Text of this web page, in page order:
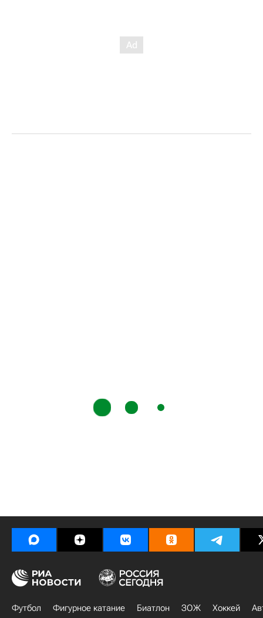
Футбол Фигурное катание Биатлон ЗОЖ Хоккей